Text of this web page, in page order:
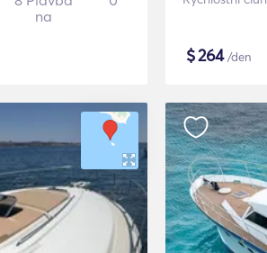
na
$264/den